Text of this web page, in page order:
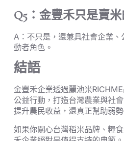
Q5：金豐禾只是賣
A：不只是，還兼具社會企業
動者角色。
結語
金豐禾企業透過麗池米
公益行動，打造台灣農業與社
提升農民收益，還真正幫助弱
如果你關心台灣稻米品牌、糧